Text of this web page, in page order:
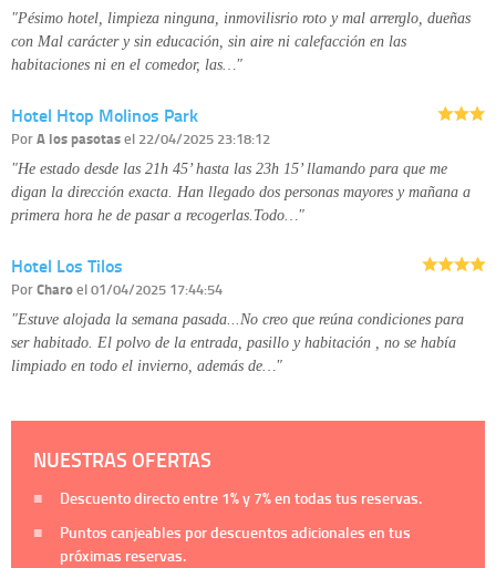
"Pésimo hotel, limpieza ninguna, inmovilisrio roto y mal arrerglo, dueñas
con Mal carácter y sin educación, sin aire ni calefacción en las
habitaciones ni en el comedor, las…"
Hotel Htop Molinos Park
PorA los pasotasel 22/04/2025 23:18:12
"He estado desde las 21h 45’ hasta las 23h 15’ llamando para que me
digan la dirección exacta. Han llegado dos personas mayores y mañana a
primera hora he de pasar a recogerlas.Todo…"
Hotel Los Tilos
PorCharoel 01/04/2025 17:44:54
"Estuve alojada la semana pasada...No creo que reúna condiciones para
ser habitado. El polvo de la entrada, pasillo y habitación , no se había
limpiado en todo el invierno, además de…"
NUESTRAS OFERTAS
Descuento directo entre 1%y 7%en todas tus reservas.
Puntos canjeables por descuentos adicionales en tus
próximas reservas.